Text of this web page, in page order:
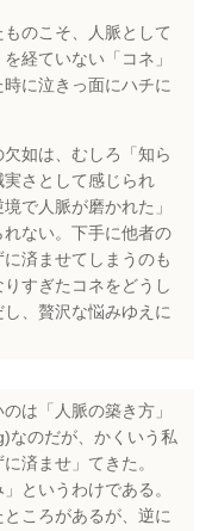
のこそ、人脈として
経ていない「コネ」
に泣きっ面にハチに
如は、むしろ「知ら
さとして感じられ
で人脈が磨かれた」
ない。下手に他者の
済ませてしまうのも
すぎたコネをどうし
、贅沢な悩みゆえに
は「人脈の築き方」
なのだが、かくいう私
済ませ」てきた。
というわけである。
ころがあるが、逆に